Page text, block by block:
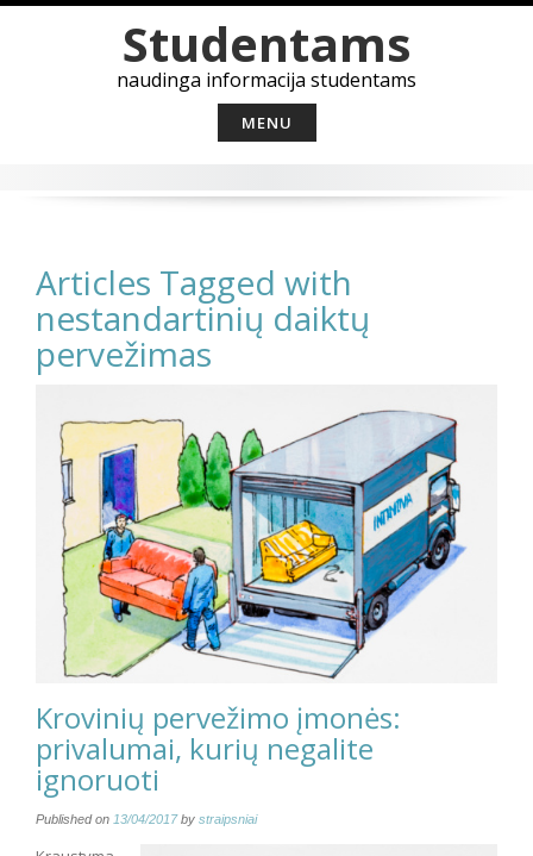
Studentams
naudinga informacija studentams
MENU
Articles Tagged with
nestandartinių daiktų
pervežimas
Krovinių pervežimo įmonės:
privalumai, kurių negalite
ignoruoti
Published on 13/04/2017by straipsniai